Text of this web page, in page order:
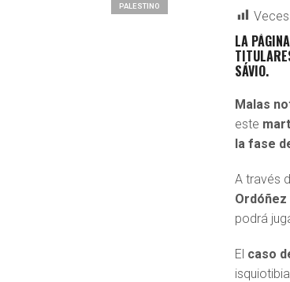
LA
SÁVIO.
Malas
este
la fase
A través
podrá
El caso
PALESTINO